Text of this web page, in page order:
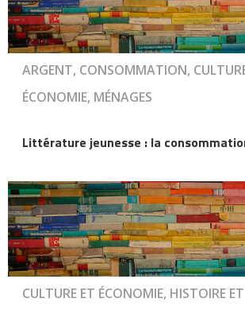
ARGENT, CONSOMMATION,
ÉCONOMIE, MÉNAGES
Littérature jeunesse : la
CULTURE ET ÉCONOMIE, HISTOIRE